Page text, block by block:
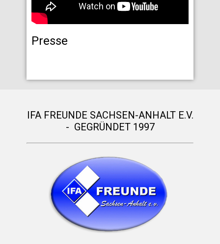
Presse
IFA FREUNDE SACHSEN-ANHALT E.V.
- GEGRÜNDET 1997